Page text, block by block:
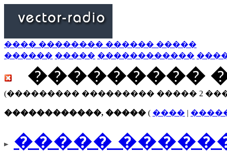
���� �������� ������ �����
������ ����� ������������
���������
(��������� ��������� ����� 2
������������, ����� ( ���� |
�����